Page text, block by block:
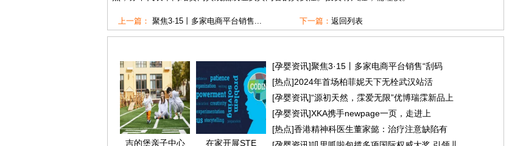
上一篇： 聚焦3·15丨多家电商平台销售... 下一篇： 返回列表
吉的堡亲子中心 在家开展STE
[孕婴资讯]聚焦3·15丨多家电商平台销售“刮码
[热点]2024年首场柏菲妮天下无栓武汉站活
[孕婴资讯]“源初天然，霂爱无限”优博瑞霂新品上
[孕婴资讯]XKA携手newpage一页，走进上
[热点]香港精神科医生董家懿：治疗注意缺陷有